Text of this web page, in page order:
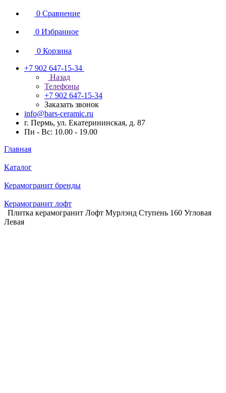
0 Сравнение
0 Избранное
0 Корзина
+7 902 647-15-34
Назад
Телефоны
+7 902 647-15-34
Заказать звонок
info@bars-ceramic.ru
г. Пермь, ул. Екатерининская, д. 87
Пн - Вс: 10.00 - 19.00
Главная
Каталог
Керамогранит бренды
Керамогранит лофт
Плитка керамогранит Лофт Мурлэнд Ступень 160 Угловая
Левая